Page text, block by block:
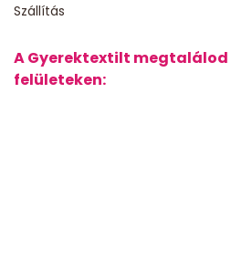
Szállítás
A Gyerektextilt
felületeken: